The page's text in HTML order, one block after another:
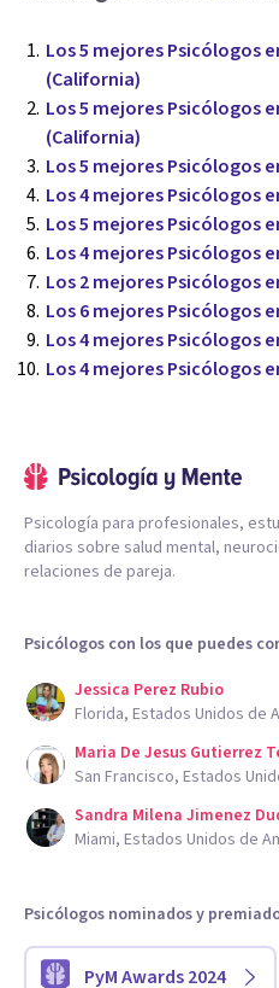
Los 5 mejores Psicólogos
(California)
Los 5 mejores Psicólogos
(California)
Los 5 mejores Psicólogos
Los 4 mejores Psicólogos
Los 5 mejores Psicólogos
Los 4 mejores Psicólogos
Los 2 mejores Psicólogos
Los 6 mejores Psicólogos
Los 4 mejores Psicólogos
Los 4 mejores Psicólogos
Psicología para profesionales,
diarios sobre salud mental,
relaciones de pareja.
Psicólogos con los que puedes
Jessica Perez Rubio
Florida, Estados Unidos de
Maria De Jesus Gutierrez
San Francisco, Estados
Sandra Milena Jimenez
Miami, Estados Unidos de
Psicólogos nominados y
PyM Awards 2024